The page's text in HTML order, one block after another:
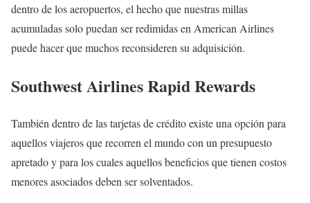
dentro de los aeropuertos, el hecho que nuestras millas
acumuladas solo puedan ser redimidas en American Airlines
puede hacer que muchos reconsideren su adquisición.
Southwest Airlines Rapid Rewards
También dentro de las tarjetas de crédito existe una opción para
aquellos viajeros que recorren el mundo con un presupuesto
apretado y para los cuales aquellos beneficios que tienen costos
menores asociados deben ser solventados.